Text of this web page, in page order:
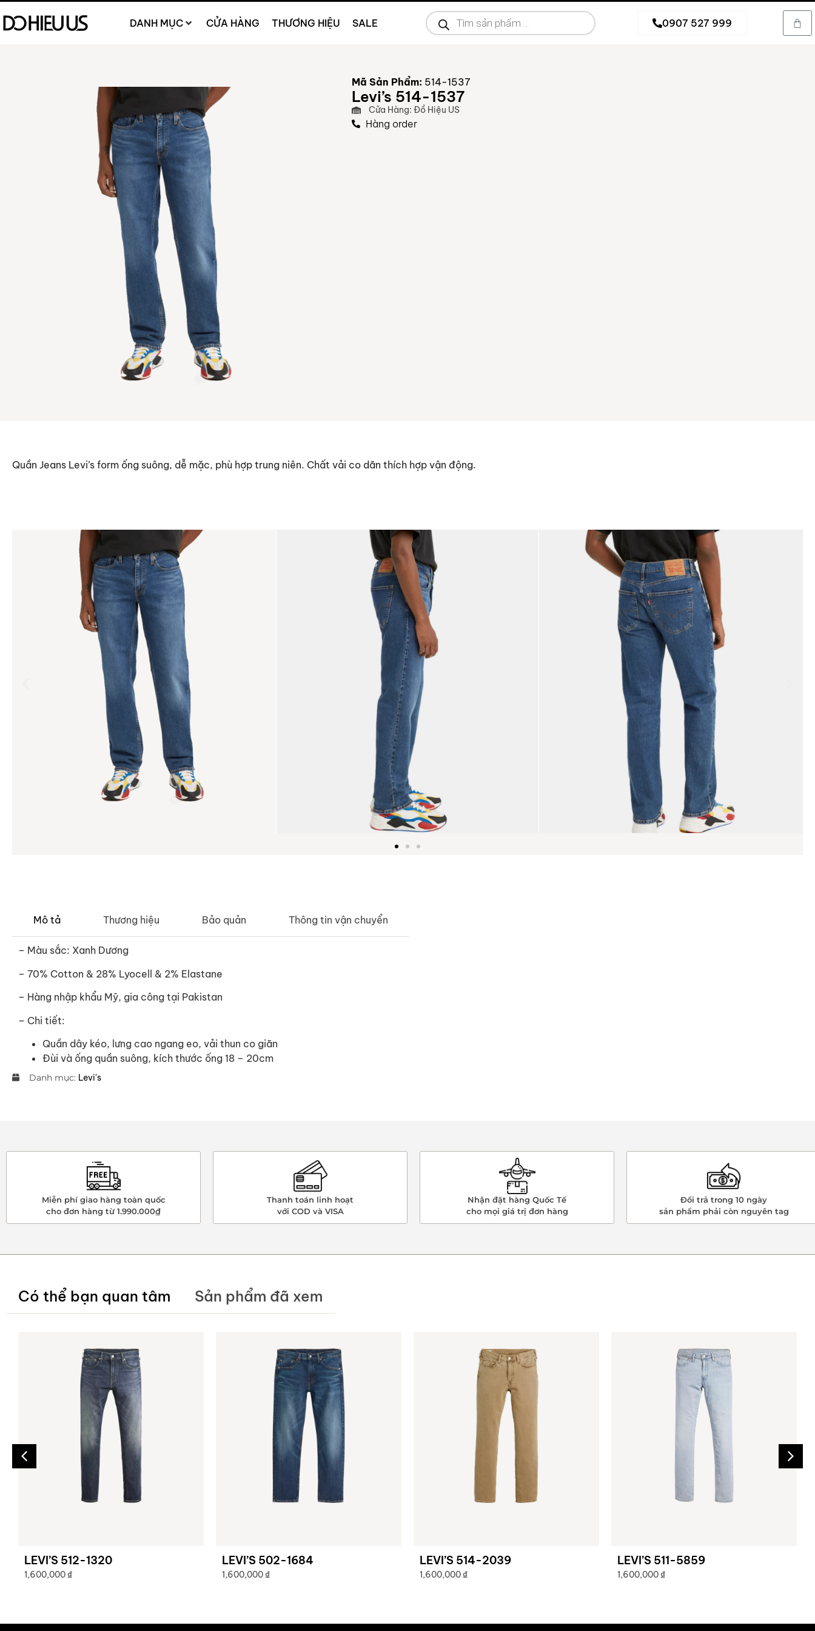
DANH MỤC CỬA HÀNG THƯƠNG HIỆU SALE 0907 527 999
Mã Sản Phẩm: 514-1537
Levi’s 514-1537
Cửa Hàng: Đồ Hiệu US
Hàng order
Quần Jeans Levi’s form ống suông, dễ mặc, phù hợp trung niên. Chất vải co dãn thích hợp vận động.
Mô tả Thương hiệu Bảo quản Thông tin vận chuyển
– Màu sắc: Xanh Dương
– 70% Cotton & 28% Lyocell & 2% Elastane
– Hàng nhập khẩu Mỹ, gia công tại Pakistan
– Chi tiết:
Quần dây kéo, lưng cao ngang eo, vải thun co giãn
Đùi và ống quần suông, kích thước ống 18 – 20cm
Danh mục: Levi's
Miễn phí giao hàng toàn quốc
cho đơn hàng từ 1.990.000₫
Thanh toán linh hoạt
với COD và VISA
Nhận đặt hàng Quốc Tế
cho mọi giá trị đơn hàng
Đổi trả trong 10 ngày
sản phẩm phải còn nguyên tag
Có thể bạn quan tâm Sản phẩm đã xem
LEVI’S 512-1320
1,600,000 ₫
LEVI’S 502-1684
1,600,000 ₫
LEVI’S 514-2039
1,600,000 ₫
LEVI’S 511-5859
1,600,000 ₫